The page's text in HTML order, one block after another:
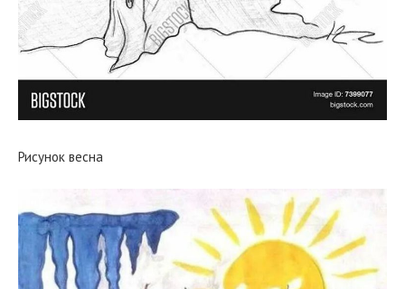
Рисунок весна